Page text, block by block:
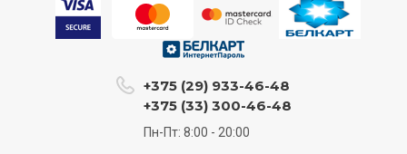
+375 (29) 933-46-48
+375 (33) 300-46-48
Пн-Пт: 8:00 - 20:00